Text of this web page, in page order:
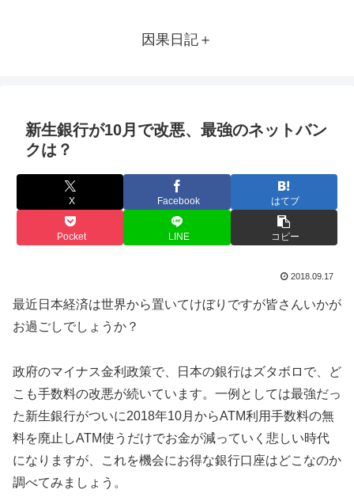
因果日記＋
新生銀行が10月で改悪、最強のネットバン
クは？
X Facebook はてブ
Pocket LINE コピー
2018.09.17
最近日本経済は世界から置いてけぼりですが皆さんいかが
お過ごしでしょうか？
政府のマイナス金利政策で、日本の銀行はズタボロで、ど
こも手数料の改悪が続いています。一例としては最強だっ
た新生銀行がついに2018年10月からATM利用手数料の無
料を廃止しATM使うだけでお金が減っていく悲しい時代
になりますが、これを機会にお得な銀行口座はどこなのか
調べてみましょう。